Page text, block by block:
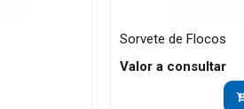
Sorvete de Flocos
Valor a consultar